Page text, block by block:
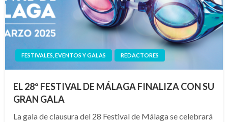
FESTIVALES, EVENTOS Y GALAS REDACTORES
EL 28º FESTIVAL DE MÁLAGA FINALIZA CON SU
GRAN GALA
La gala de clausura del 28 Festival de Málaga se celebrará